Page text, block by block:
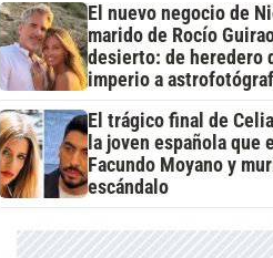
El nuevo negocio de
marido de Rocío
desierto: de heredero
imperio a
El trágico final de
la joven española que
Facundo Moyano y
escándalo